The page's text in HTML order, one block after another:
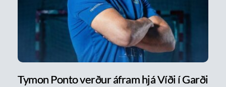
Tymon Ponto verður áfram hjá Víði í Garði